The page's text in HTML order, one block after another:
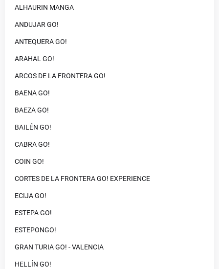
ALHAURIN MANGA
ANDUJAR GO!
ANTEQUERA GO!
ARAHAL GO!
ARCOS DE LA FRONTERA GO!
BAENA GO!
BAEZA GO!
BAILÉN GO!
CABRA GO!
COIN GO!
CORTES DE LA FRONTERA GO! EXPERIENCE
ECIJA GO!
ESTEPA GO!
ESTEPONGO!
GRAN TURIA GO! - VALENCIA
HELLÍN GO!